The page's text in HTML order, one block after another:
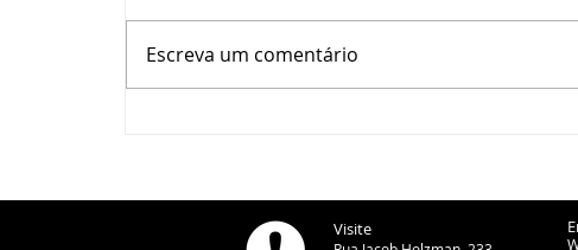
Ponta Grossa
Escreva um comentário
Visite